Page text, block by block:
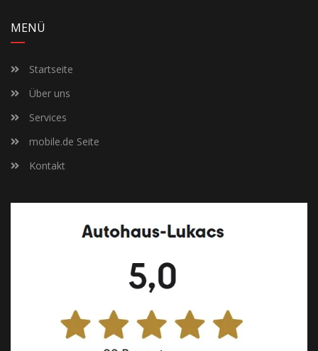
MENÜ
Startseite
Über uns
Services
mobile.de Seite
Kontakt